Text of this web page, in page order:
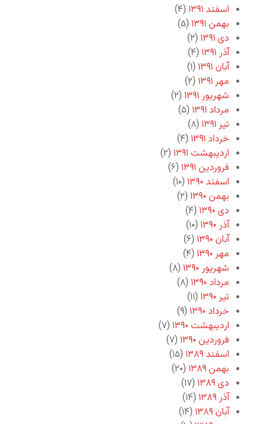
اسفند ۱۳۹۱
(۴)
بهمن ۱۳۹۱
(۵)
دی ۱۳۹۱
(۲)
آذر ۱۳۹۱
(۴)
آبان ۱۳۹۱
(۱)
مهر ۱۳۹۱
(۲)
شهریور ۱۳۹۱
(۲)
مرداد ۱۳۹۱
(۵)
تیر ۱۳۹۱
(۸)
خرداد ۱۳۹۱
(۴)
اردیبهشت ۱۳۹۱
(۲)
فروردین ۱۳۹۱
(۶)
اسفند ۱۳۹۰
(۱۰)
بهمن ۱۳۹۰
(۲)
دی ۱۳۹۰
(۴)
آذر ۱۳۹۰
(۱۰)
آبان ۱۳۹۰
(۶)
مهر ۱۳۹۰
(۴)
شهریور ۱۳۹۰
(۸)
مرداد ۱۳۹۰
(۸)
تیر ۱۳۹۰
(۱۱)
خرداد ۱۳۹۰
(۹)
اردیبهشت ۱۳۹۰
(۷)
فروردین ۱۳۹۰
(۷)
اسفند ۱۳۸۹
(۱۵)
بهمن ۱۳۸۹
(۲۰)
دی ۱۳۸۹
(۱۷)
آذر ۱۳۸۹
(۱۴)
آبان ۱۳۸۹
(۱۴)